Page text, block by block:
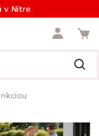
v Nitre